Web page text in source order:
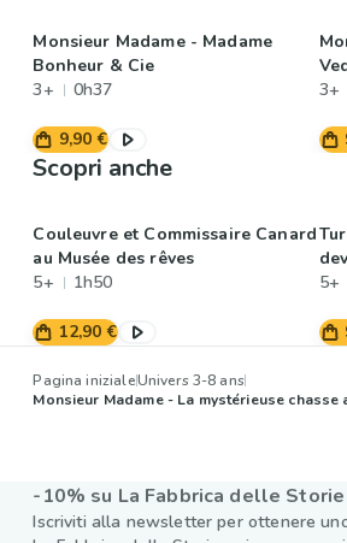
Monsieur Madame - Madame
Bonheur & Cie
3+
0h37
9,90 €
3+
Scopri anche
Couleuvre et Commissaire Canard
au Musée des rêves
5+
1h50
12,90 €
5+
Pagina inizialeUnivers 3-8 ans
Monsieur Madame - La mystérieuse chasse
-10% su La Fabbrica delle Storie
Iscriviti alla newsletter per ottenere